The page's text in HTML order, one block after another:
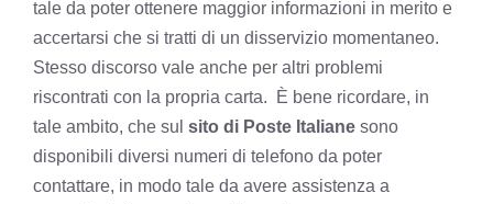
tale da poter ottenere maggior informazioni in merito e
accertarsi che si tratti di un disservizio momentaneo.
Stesso discorso vale anche per altri problemi
riscontrati con la propria carta. È bene ricordare, in
tale ambito, che sul sito di Poste Italiane sono
disponibili diversi numeri di telefono da poter
contattare, in modo tale da avere assistenza a